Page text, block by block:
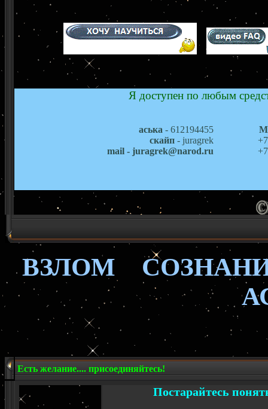
Я доступен по любым
аська - 612194455
скайп - juragrek
mail - juragrek@narod.ru
ВЗЛОМ
Есть желание.... присоединяйтесь!
Постарайтесь